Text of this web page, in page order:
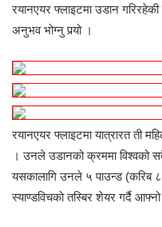
रयानएयर फ्लाइटमा उडान
अनुभव भोग्नु पर्‍यो ।
रयानएयर फ्लाइटमा यात्रारत ती
। उनले उडानको क्रममा विश्वको
यसकालागि उनले ५ पाउन्ड (करिब ८
स्याण्डविचको तस्बिर शेयर गर्दै